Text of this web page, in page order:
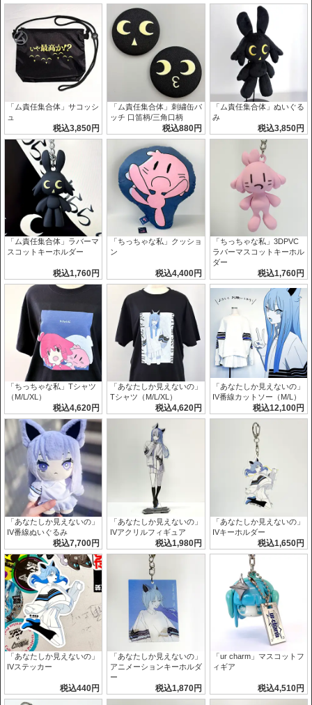
「ム責任集合体」サコッシ
ュ
税込3,850円
「ム責任集合体」刺繍缶バ
ッチ 口笛柄/三角口柄
税込880円
「ム責任集合体」ぬいぐる
み
税込3,850円
「ム責任集合体」ラバーマ
スコットキーホルダー
税込1,760円
「ちっちゃな私」クッショ
ン
税込4,400円
「ちっちゃな私」3DPVC
ラバーマスコットキーホル
ダー
税込1,760円
「ちっちゃな私」Tシャツ
（M/L/XL）
税込4,620円
「あなたしか見えないの」
Tシャツ（M/L/XL）
税込4,620円
「あなたしか見えないの」
IV番線カットソー（M/L）
税込12,100円
「あなたしか見えないの」
IV番線ぬいぐるみ
税込7,700円
「あなたしか見えないの」
IVアクリルフィギュア
税込1,980円
「あなたしか見えないの」
IVキーホルダー
税込1,650円
「あなたしか見えないの」
IVステッカー
税込440円
「あなたしか見えないの」
アニメーションキーホルダ
ー
税込1,870円
「ur charm」マスコットフ
ィギア
税込4,510円